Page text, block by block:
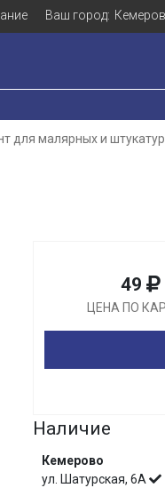
Ваш город:
для малярных и
49
ЦЕНА ПО
Наличие
Кемерово
ул. Шатурская, 6А